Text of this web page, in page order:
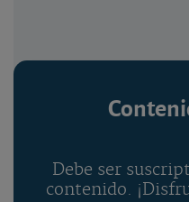
Debe ser
contenido.